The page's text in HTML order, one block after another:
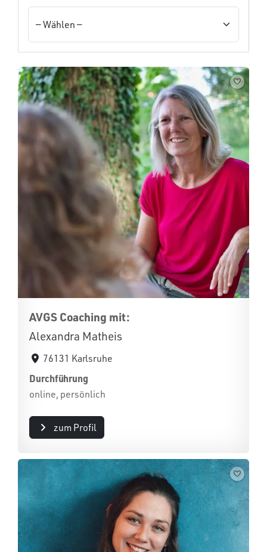
AVGS Coaching mit:
Alexandra Matheis
76131 Karlsruhe
Durchführung
online, persönlich
zum Profil